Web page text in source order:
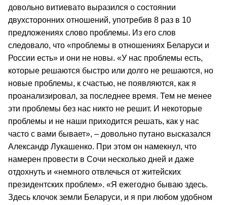
довольно витиевато выразился о состоянии
двухсторонних отношений, употребив 8 раз в 10
предложениях слово проблемы. Из его слов
следовало, что «проблемы в отношениях Беларуси и
России есть» и они не новы. «У нас проблемы есть,
которые решаются быстро или долго не решаются, но
новые проблемы, к счастью, не появляются, как я
проанализировал, за последнее время. Тем не менее
эти проблемы без нас никто не решит. И некоторые
проблемы и не наши приходится решать, как у нас
часто с вами бывает», – довольно путано высказался
Александр Лукашенко. При этом он намекнул, что
намерен провести в Сочи несколько дней и даже
отдохнуть и «немного отвлечься от житейских
президентских проблем». «Я ежегодно бываю здесь.
Здесь клочок земли Беларуси, и я при любом удобном